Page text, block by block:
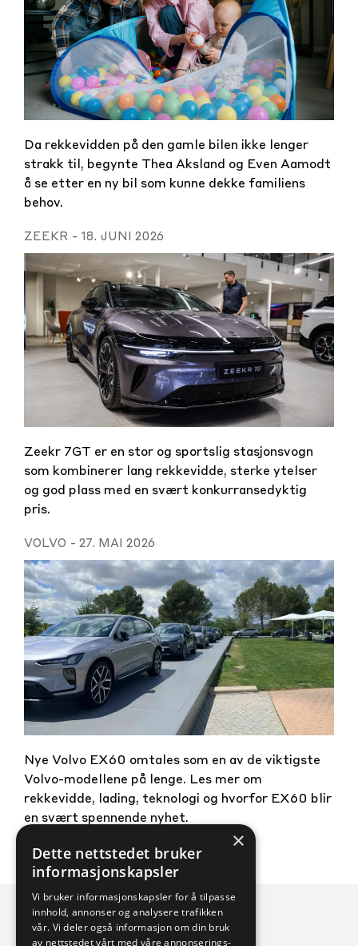
Da rekkevidden på den gamle bilen ikke lenger
strakk til, begynte Thea Aksland og Even Aamodt
å se etter en ny bil som kunne dekke familiens
behov.
ZEEKR - 18. JUNI 2026
Zeekr 7GT er en stor og sportslig stasjonsvogn
som kombinerer lang rekkevidde, sterke ytelser
og god plass med en svært konkurransedyktig
pris.
VOLVO - 27. MAI 2026
Nye Volvo EX60 omtales som en av de viktigste
Volvo-modellene på lenge. Les mer om
rekkevidde, lading, teknologi og hvorfor EX60 blir
en svært spennende nyhet.
×
Dette nettstedet bruker
informasjonskapsler
Vi bruker informasjonskapsler for å tilpasse
innhold, annonser og analysere trafikken
vår. Vi deler også informasjon om din bruk
av nettstedet vårt med våre annonserings-